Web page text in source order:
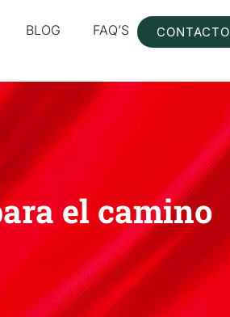
BLOG FAQ’S CONTACTO
el camino